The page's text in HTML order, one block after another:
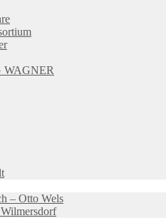
– Otto Wels